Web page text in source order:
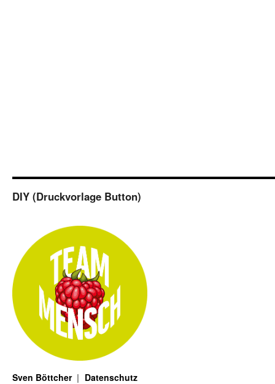
DIY (Druckvorlage Button)
Sven Böttcher Datenschutz